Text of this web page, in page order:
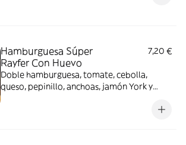
Hamburguesa Súper
Rayfer Con Huevo
7,20 €
Doble hamburguesa, tomate, cebolla,
queso, pepinillo, anchoas, jamón York y